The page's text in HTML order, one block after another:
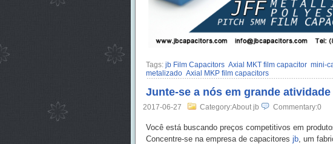
Tags: jb Film Capacitors Axial MKT film capacitor mini-
metalizado Axial MKP film capacitors
Junte-se a nós em grande
2017-06-27 Category:About jb Commentary:0
Você está buscando preços competitivos em
Concentre-se na empresa de capacitores jb, um